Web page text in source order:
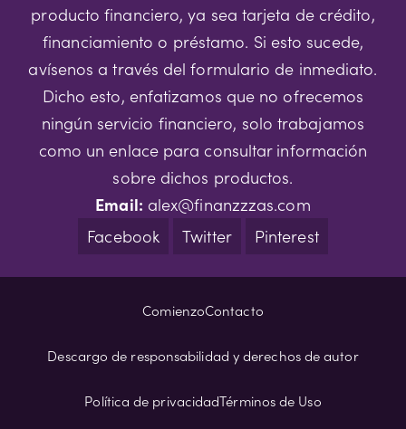
producto financiero, ya sea tarjeta de crédito,
financiamiento o préstamo. Si esto sucede,
avísenos a través del formulario de inmediato.
Dicho esto, enfatizamos que no ofrecemos
ningún servicio financiero, solo trabajamos
como un enlace para consultar información
sobre dichos productos.
Email: alex@finanzzzas.com
Facebook
Twitter Pinterest
ComienzoContacto
Descargo de responsabilidad y derechos de autor
Política de privacidadTérminos de Uso